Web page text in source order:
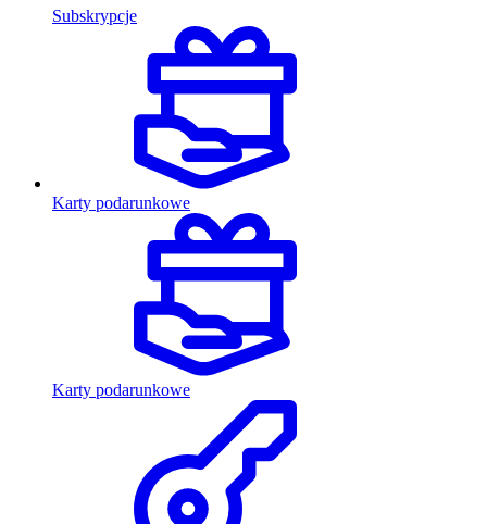
Subskrypcje
Karty podarunkowe
Karty podarunkowe